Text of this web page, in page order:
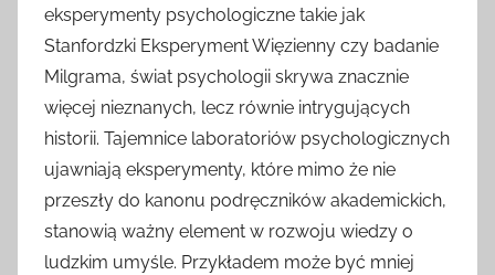
eksperymenty psychologiczne takie jak
Stanfordzki Eksperyment Więzienny czy badanie
Milgrama, świat psychologii skrywa znacznie
więcej nieznanych, lecz równie intrygujących
historii. Tajemnice laboratoriów psychologicznych
ujawniają eksperymenty, które mimo że nie
przeszły do kanonu podręczników akademickich,
stanowią ważny element w rozwoju wiedzy o
ludzkim umyśle. Przykładem może być mniej